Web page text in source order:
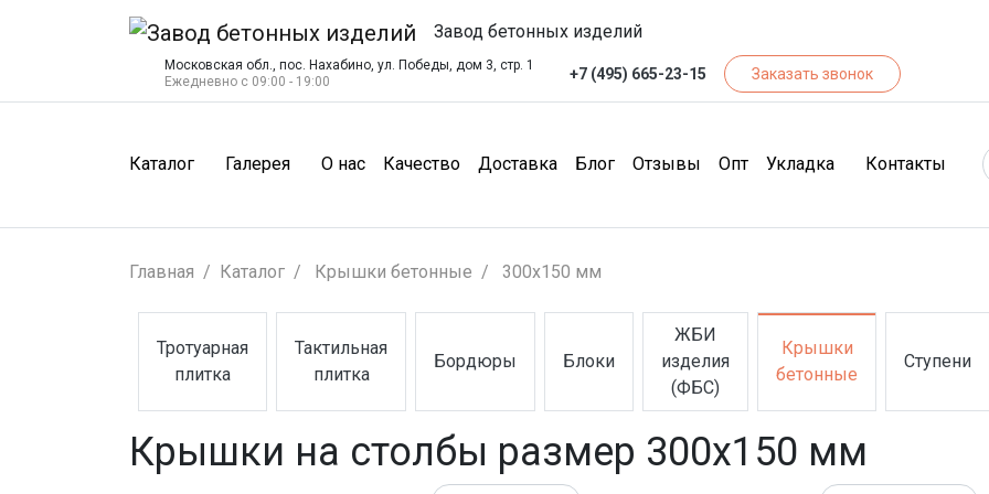
Завод бетонных изделий
Московская обл., пос. Нахабино, ул. Победы, дом 3, стр. 1
Ежедневно с 09:00 - 19:00
+7 (495) 665-23-15 Заказать звонок
Каталог Галерея О нас(О нас)
Качество(Качество)
Доставка(Доставка)
Блог(Блог)
Отзывы (Отзывы)
Опт(Опт)Укладка Контакты
Главная Каталог Крышки бетонные 300х150 мм
Тротуарная
плитка
(Тротуарная плитка)
Тактильная
плитка
(Тактильная плитка)
Бордюры
(Бордюры)
Блоки
(Блоки)
ЖБИ
изделия
(ФБС)
(ЖБИ изделия (ФБС))
Крышки
бетонные
(Крышки бетонные)
Ступени
(Ступени)
Крышки на столбы размер 300х150 мм